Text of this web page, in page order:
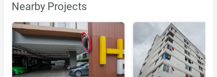
Nearby Projects